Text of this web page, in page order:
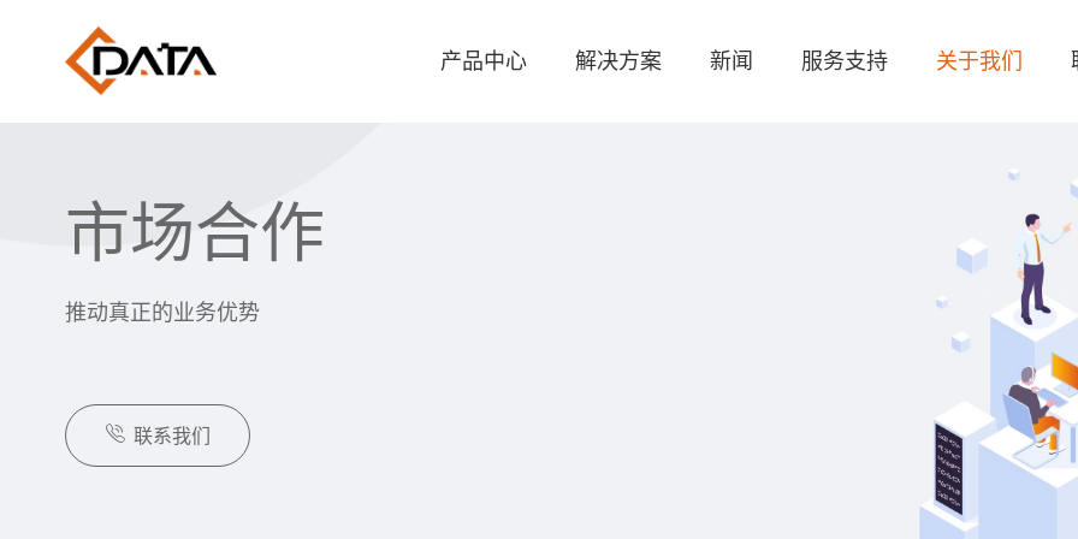
产品中心 解决方案 新闻 服务支持 关于我们
市场合作
推动真正的业务优势
 联系我们